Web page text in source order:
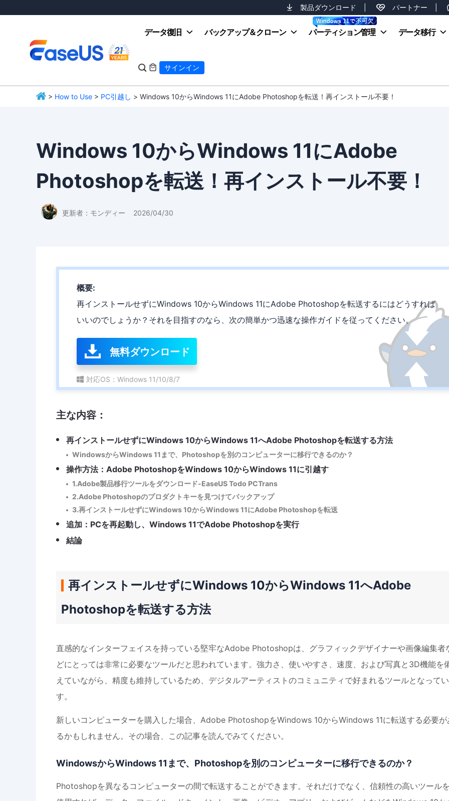
製品ダウンロード パートナー
データ復旧 バックアップ＆クローン パーティション管理 データ移行
  サインイン
> How to Use > PC引越し > Windows 10からWindows 11にAdobe Photoshopを転送！再インストール不要！
Windows 10からWindows 11にAdobe
Photoshopを転送！再インストール不要！
更新者： モンディー 2026/04/30
概要:
再インストールせずにWindows 10からWindows 11にAdobe Photoshopを転送するにはどうすれば
いいのでしょうか？それを目指すのなら、次の簡単かつ迅速な操作ガイドを従ってください。
無料ダウンロード
対応OS：Windows 11/10/8/7
主な内容：
再インストールせずにWindows 10からWindows 11へAdobe Photoshopを転送する方法
WindowsからWindows 11まで、Photoshopを別のコンピューターに移行できるのか？
操作方法：Adobe PhotoshopをWindows 10からWindows 11に引越す
1.Adobe製品移行ツールをダウンロード-EaseUS Todo PCTrans
2.Adobe Photoshopのプロダクトキーを見つけてバックアップ
3.再インストールせずにWindows 10からWindows 11にAdobe Photoshopを転送
追加：PCを再起動し、Windows 11でAdobe Photoshopを実行
結論
再インストールせずにWindows 10からWindows 11へAdobe
Photoshopを転送する方法
直感的なインターフェイスを持っている堅牢なAdobe Photoshopは、グラフィックデザイナーや画像編集者
どにとっては非常に必要なツールだと思われています。強力さ、使いやすさ、速度、および写真と3D機能を
えていながら、精度も維持しているため、デジタルアーティストのコミュニティで好まれるツールとなってい
す。
新しいコンピューターを購入した場合、Adobe PhotoshopをWindows 10からWindows 11に転送する必要が
るかもしれません。その場合、この記事を読んでみてください。
WindowsからWindows 11まで、Photoshopを別のコンピューターに移行できるのか？
Photoshopを異なるコンピューターの間で転送することができます。それだけでなく、信頼性の高いツールを